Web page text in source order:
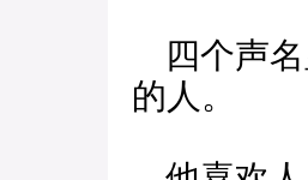
四个声名
的人。